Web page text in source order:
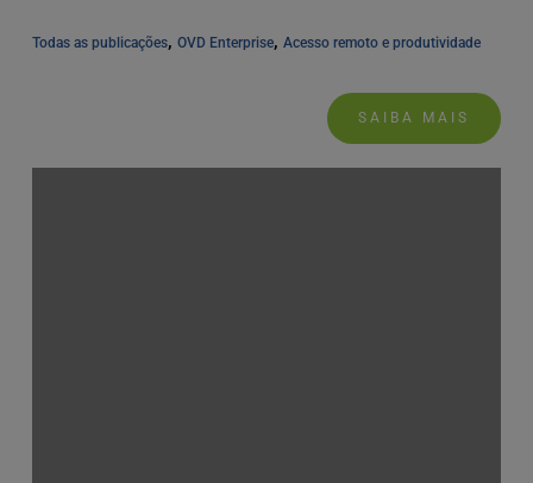
Todas as publicações, OVD Enterprise, Acesso remoto e produtividade
SAIBA MAIS